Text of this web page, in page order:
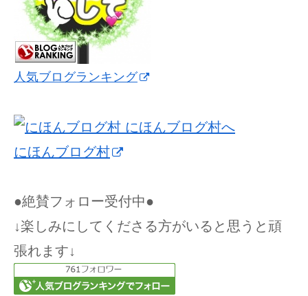
人気ブログランキング
にほんブログ村
●絶賛フォロー受付中●
↓楽しみにしてくださる方がいると思うと頑
張れます↓